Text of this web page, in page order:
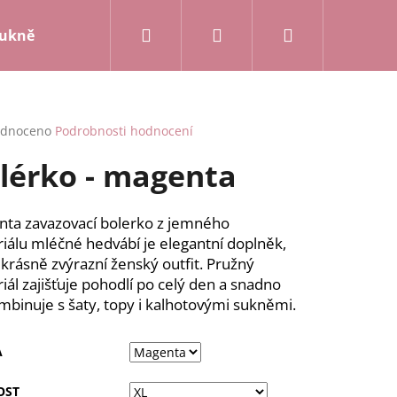
a kalhoty Mikiny a kardigany
Přihlášení
Podrobnosti hodnocení
- magenta
zavazovací bolerko z jemného
mléčné hedvábí je elegantní doplněk,
zvýrazní ženský outfit. Pružný
zajišťuje pohodlí po celý den a snadno
s šaty, topy i kalhotovými sukněmi.